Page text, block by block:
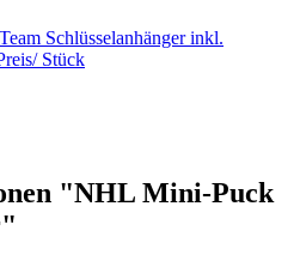
Schlüsselanhänger inkl.
Stück
"NHL Mini-Puck